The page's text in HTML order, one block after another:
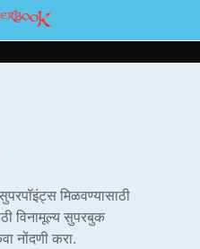
to Content
मिळवण्यासाठी
विनामूल्य सुपरबुक
नोंदणी करा.